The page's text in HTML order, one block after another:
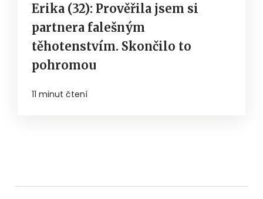
Erika (32): Prověřila jsem si
partnera falešným
těhotenstvím. Skončilo to
pohromou
11 minut čtení